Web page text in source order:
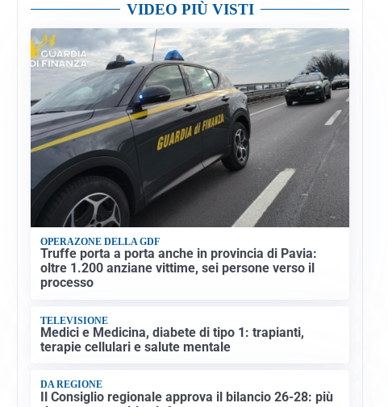
VIDEO PIÙ VISTI
OPERAZONE DELLA GDF
Truffe porta a porta anche in provincia di Pavia:
oltre 1.200 anziane vittime, sei persone verso il
processo
TELEVISIONE
Medici e Medicina, diabete di tipo 1: trapianti,
terapie cellulari e salute mentale
DA REGIONE
Il Consiglio regionale approva il bilancio 26-28: più